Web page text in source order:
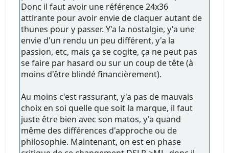
Donc il faut avoir une référence 24x36
attirante pour avoir envie de claquer autant de
thunes pour y passer. Y'a la nostalgie, y'a une
envie d'un rendu un peu différent, y'a la
passion, etc, mais ça se cogite, ça ne peut pas
se faire par hasard ou sur un coup de tête (à
moins d'être blindé financièrement).
Au moins c'est rassurant, y'a pas de mauvais
choix en soi quelle que soit la marque, il faut
juste être bien avec son matos, y'a quand
même des différences d'approche ou de
philosophie. Maintenant, on est en phase